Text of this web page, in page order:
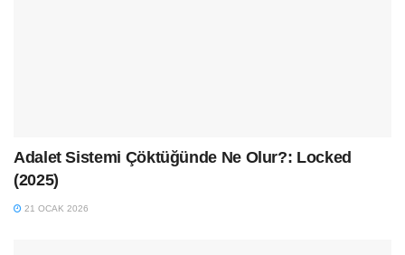
Adalet Sistemi Çöktüğünde Ne Olur?: Locked
(2025)
21 OCAK 2026